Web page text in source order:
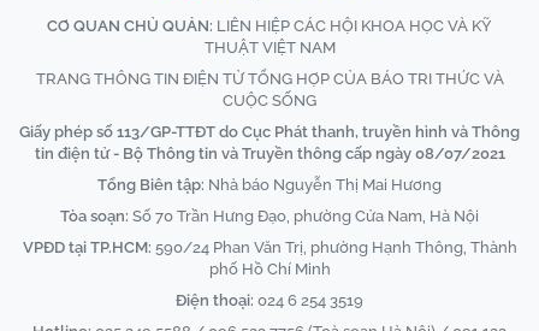
CƠ QUAN CHỦ QUẢN: LIÊN HIỆP CÁC HỘI KHOA HỌC VÀ KỸ
THUẬT VIỆT NAM
TRANG THÔNG TIN ĐIỆN TỬ TỔNG HỢP CỦA BÁO TRI THỨC VÀ
CUỘC SỐNG
Giấy phép số 113/GP-TTĐT do Cục Phát thanh, truyền hình và Thông
tin điện tử - Bộ Thông tin và Truyền thông cấp ngày 08/07/2021
Tổng Biên tập: Nhà báo Nguyễn Thị Mai Hương
Tòa soạn: Số 70 Trần Hưng Đạo, phường Cửa Nam, Hà Nội
VPĐD tại TP.HCM: 590/24 Phan Văn Trị, phường Hạnh Thông, Thành
phố Hồ Chí Minh
Điện thoại: 024 6 254 3519